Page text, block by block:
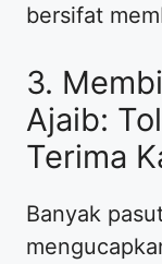
bersifat
3.
Ajaib:
Terima
Banyak